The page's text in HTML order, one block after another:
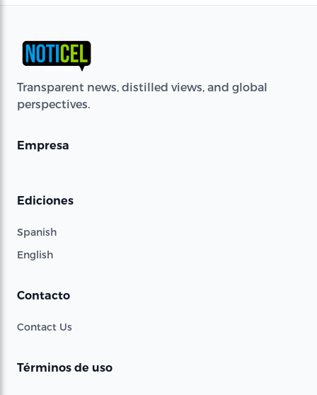
Transparent news, distilled views, and global
perspectives.
Empresa
Ediciones
Spanish
English
Contacto
Contact Us
Términos de uso